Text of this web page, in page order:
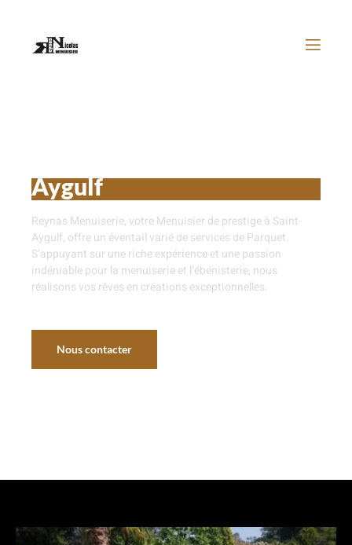
Aygulf
Reynas Menuiserie, votre Menuisier de prestige à Saint-
Aygulf, offre un éventail varié de services de Parquet.
S’appuyant sur une riche expérience et une passion
indéniable pour la menuiserie et l’ébénisterie, nous
réalisons vos rêves en créations exceptionnelles.
Nous contacter